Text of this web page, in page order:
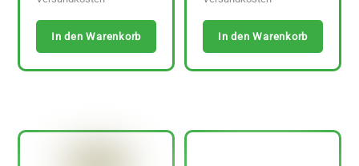
In den Warenkorb In den Warenkorb